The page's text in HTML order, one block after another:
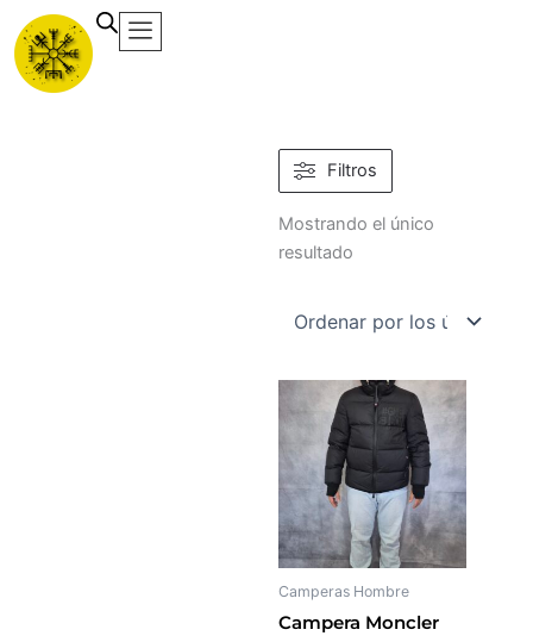
contenido
Filtros
Mostrando el único
resultado
Camperas Hombre
Campera Moncler
Este
producto
tiene
múltiples
variantes.
Las
opciones
se
pueden